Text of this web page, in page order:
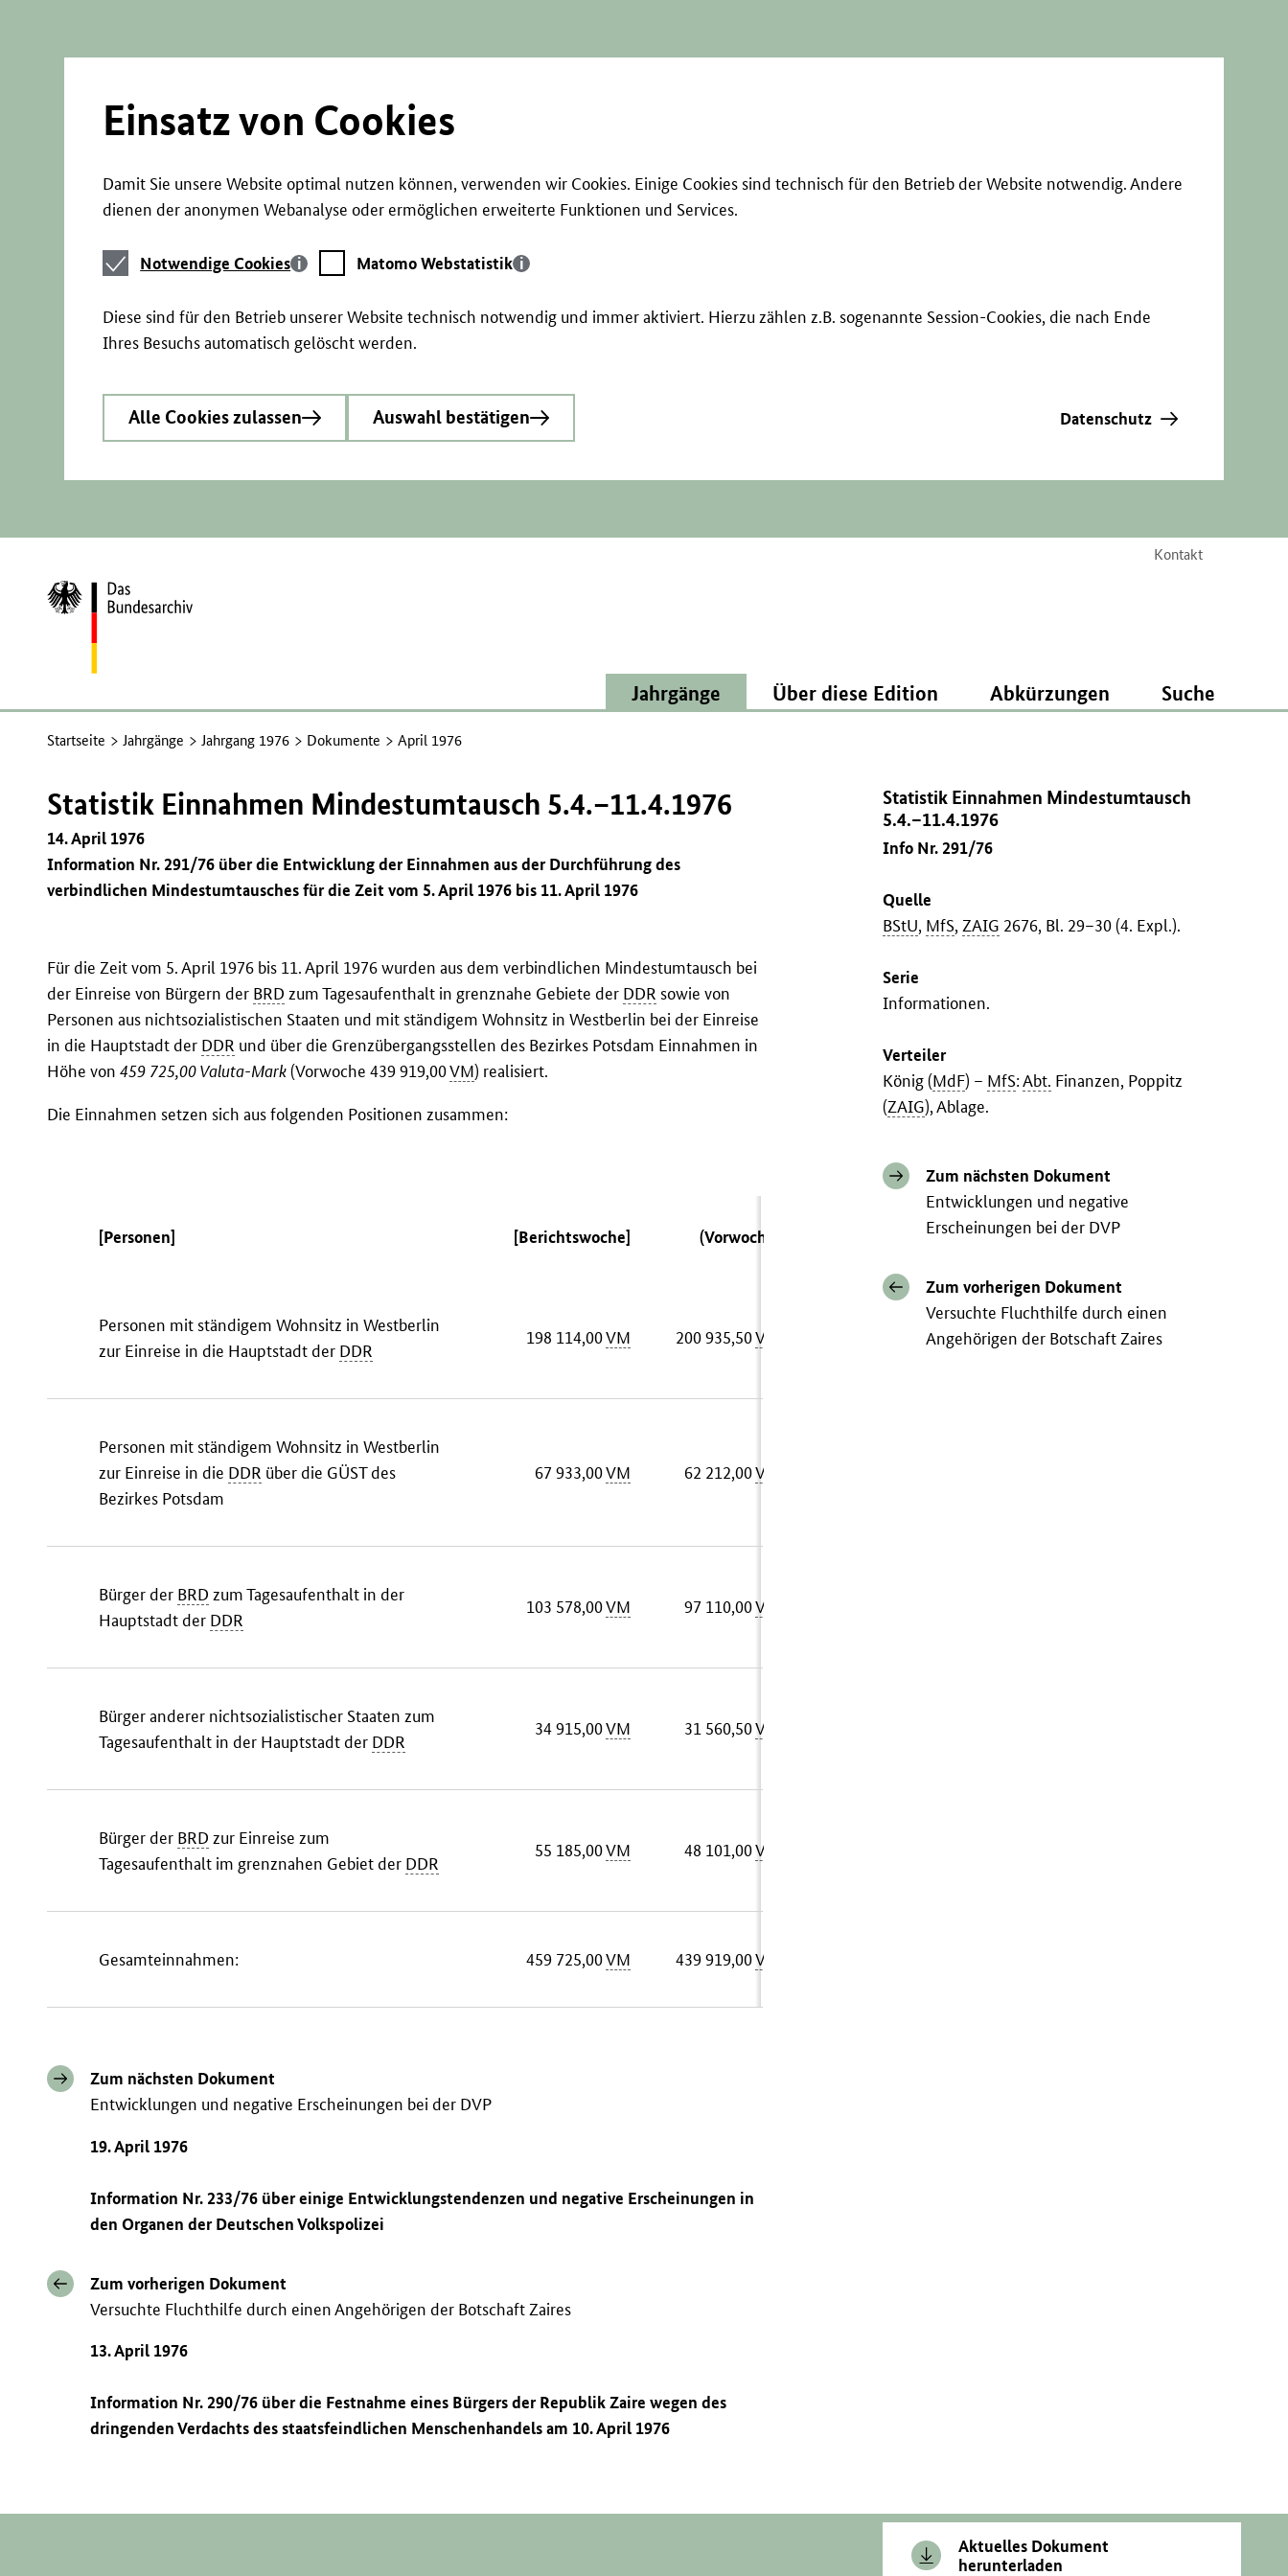
Einsatz von Cookies
Damit Sie unsere Website optimal nutzen können, verwenden wir Cookies. Einige Cookies sind technisch für den Betrieb der Website notwendig. Andere
dienen der anonymen Webanalyse oder ermöglichen erweiterte Funktionen und Services.
Notwendige
Cookies
Notwendige Cookies
Matomo
Webstatistik
Matomo Webstatistik
Diese sind für den Betrieb unserer Website technisch notwendig und immer aktiviert. Hierzu zählen z.B. sogenannte Session-Cookies, die nach Ende
Ihres Besuchs automatisch gelöscht werden.
Alle Cookies zulassen Auswahl bestätigen Datenschutz
Kontakt
Zur
Startseite
Jahrgänge Über diese Edition Abkürzungen Suche
Startseite Jahrgänge Jahrgang 1976 Dokumente April 1976
Statistik Einnahmen Mindestumtausch
5.4.–11.4.1976
Info Nr. 291/76
Quelle
BStU, MfS,ZAIG 2676, Bl. 29–30 (4. Expl.).
Serie
Informationen.
Verteiler
König (MdF) – MfS:Abt. Finanzen, Poppitz
(ZAIG), Ablage.
Zum nächsten Dokument
Entwicklungen und negative
Erscheinungen bei der DVP
Zum vorherigen Dokument
Versuchte Fluchthilfe durch einen
Angehörigen der Botschaft Zaires
Statistik Einnahmen Mindestumtausch 5.4.–11.4.1976
14. April 1976
Information Nr. 291/76 über die Entwicklung der Einnahmen aus der Durchführung des
verbindlichen Mindestumtausches für die Zeit vom 5. April 1976 bis 11. April 1976
Für die Zeit vom 5. April 1976 bis 11. April 1976 wurden aus dem verbindlichen Mindestumtausch bei
der Einreise von Bürgern der BRD zum Tagesaufenthalt in grenznahe Gebiete der DDR sowie von
Personen aus nichtsozialistischen Staaten und mit ständigem Wohnsitz in Westberlin bei der Einreise
in die Hauptstadt der DDR und über die Grenzübergangsstellen des Bezirkes Potsdam Einnahmen in
Höhe von459 725,00 Valuta-Mark(Vorwoche 439 919,00VM) realisiert.
Die Einnahmen setzen sich aus folgenden Positionen zusammen:
[Personen] [Berichtswoche] (Vorwoche)
Personen mit ständigem Wohnsitz in Westberlin
zur Einreise in die Hauptstadt der DDR
198 114,00VM 200 935,50VM
Personen mit ständigem Wohnsitz in Westberlin
zur Einreise in die DDR über die GÜST des
Bezirkes Potsdam
67 933,00VM 62 212,00VM
Bürger der BRD zum Tagesaufenthalt in der
Hauptstadt der DDR
103 578,00VM 97 110,00VM
Bürger anderer nichtsozialistischer Staaten zum
Tagesaufenthalt in der Hauptstadt der DDR
34 915,00VM 31 560,50VM
Bürger der BRD zur Einreise zum
Tagesaufenthalt im grenznahen Gebiet der DDR
55 185,00VM 48 101,00VM
Gesamteinnahmen: 459 725,00VM 439 919,00VM
Zum nächsten Dokument
Entwicklungen und negative Erscheinungen bei der DVP
19. April 1976
Information Nr. 233/76 über einige Entwicklungstendenzen und negative Erscheinungen in
den Organen der Deutschen Volkspolizei
Zum vorherigen Dokument
Versuchte Fluchthilfe durch einen Angehörigen der Botschaft Zaires
13. April 1976
Information Nr. 290/76 über die Festnahme eines Bürgers der Republik Zaire wegen des
dringenden Verdachts des staatsfeindlichen Menschenhandels am 10. April 1976
Aktuelles Dokument
herunterladen